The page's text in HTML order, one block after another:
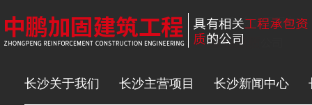
长沙关于我们 长沙主营项目 长沙新闻中心